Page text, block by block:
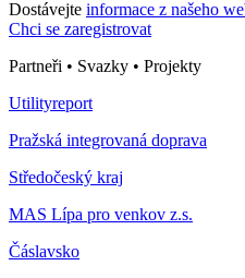
Dostávejte informace z našeho
Chci se zaregistrovat
Partneři • Svazky • Projekty
Utilityreport
Pražská integrovaná doprava
Středočeský kraj
MAS Lípa pro venkov z.s.
Čáslavsko